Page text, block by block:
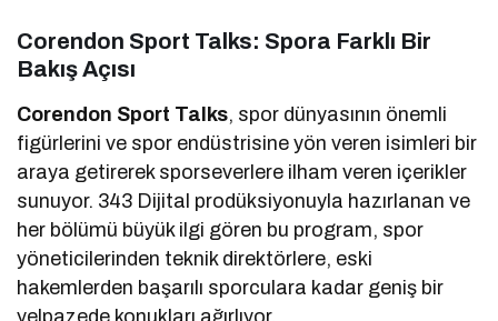
Corendon Sport Talks: Spora Farklı Bir
Bakış Açısı
Corendon Sport Talks, spor dünyasının önemli
figürlerini ve spor endüstrisine yön veren isimleri bir
araya getirerek sporseverlere ilham veren içerikler
sunuyor. 343 Dijital prodüksiyonuyla hazırlanan ve
her bölümü büyük ilgi gören bu program, spor
yöneticilerinden teknik direktörlere, eski
hakemlerden başarılı sporculara kadar geniş bir